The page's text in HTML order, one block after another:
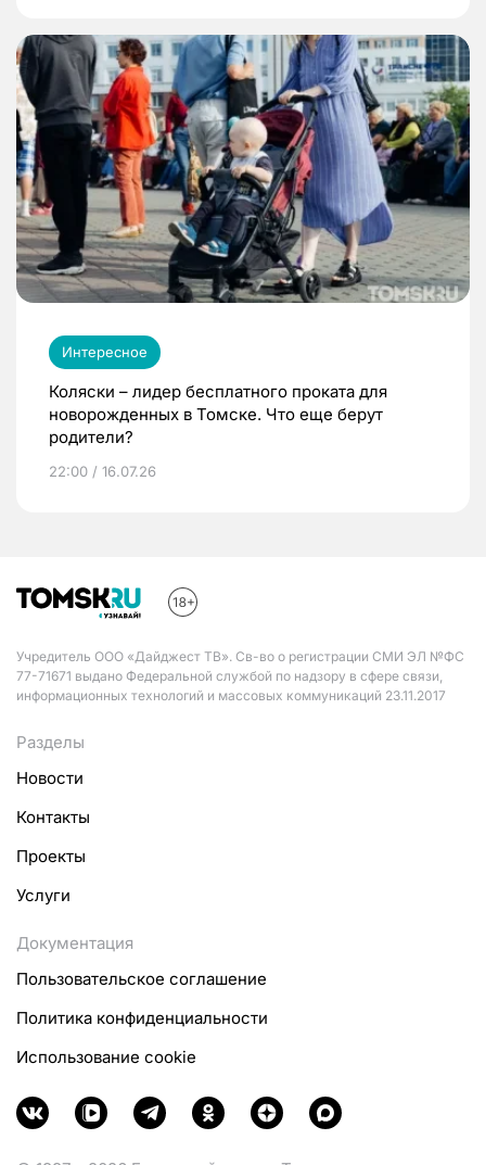
Интересное
Коляски – лидер бесплатного проката для
новорожденных в Томске. Что еще берут
родители?
22:00 / 16.07.26
Учредитель ООО «Дайджест ТВ». Св-во о регистрации СМИ ЭЛ №ФС
77-71671 выдано Федеральной службой по надзору в сфере связи,
информационных технологий и массовых коммуникаций 23.11.2017
Разделы
Новости
Контакты
Проекты
Услуги
Документация
Пользовательское соглашение
Политика конфиденциальности
Использование cookie